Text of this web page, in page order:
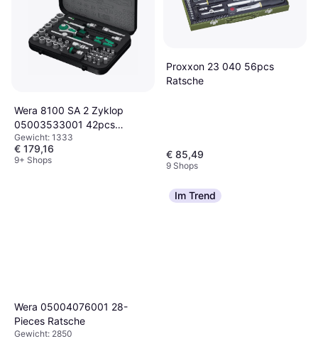
Wera 8100 SA 2 Zyklop
05003533001 42pcs
Ratsche
Gewicht: 1333
€ 179,16
9+ Shops
Proxxon 23 040 56pcs
Ratsche
€ 85,49
9 Shops
Wera 05004076001 28-
Pieces Ratsche
Gewicht: 2850
Im Trend